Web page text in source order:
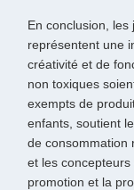
En conclusion,
représentent une
créativité et de
non toxiques
exempts de
enfants, soutient
de consommation
et les
promotion et la